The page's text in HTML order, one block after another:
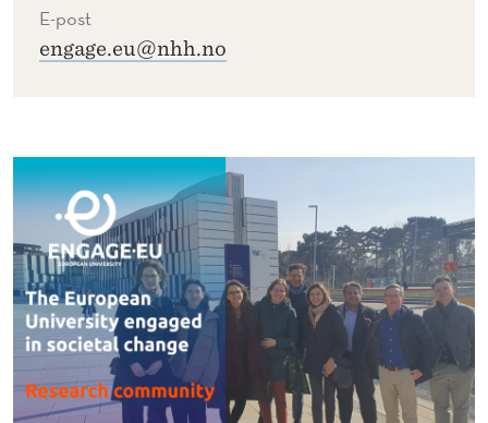
L
E
G
T
E-post
engage.eu@nhh.no